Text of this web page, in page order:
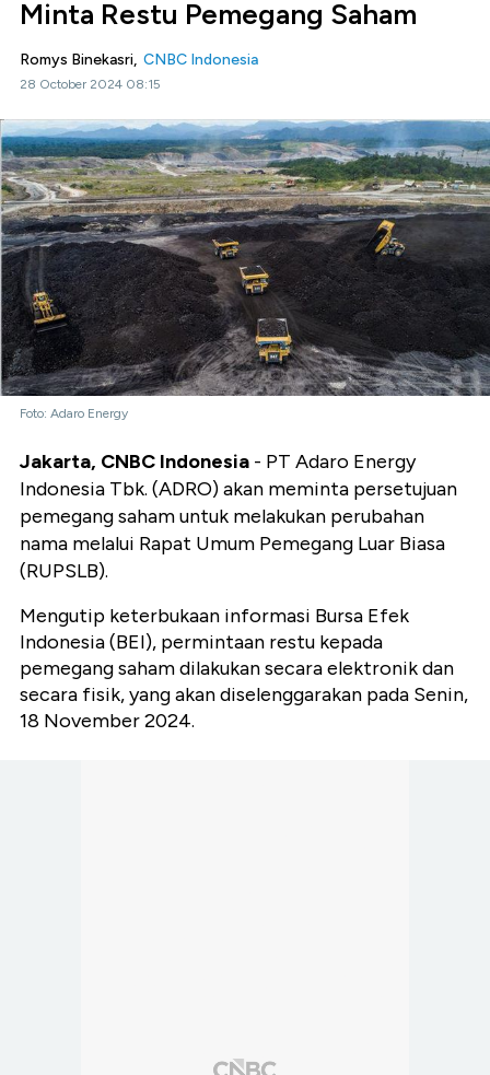
Minta Restu Pemegang Saham
Romys Binekasri, CNBC Indonesia
28 October 2024 08:15
Foto: Adaro Energy
Jakarta, CNBC Indonesia - PT Adaro Energy
Indonesia Tbk. (ADRO) akan meminta persetujuan
pemegang saham untuk melakukan perubahan
nama melalui Rapat Umum Pemegang Luar Biasa
(RUPSLB).
Mengutip keterbukaan informasi Bursa Efek
Indonesia (BEI), permintaan restu kepada
pemegang saham dilakukan secara elektronik dan
secara fisik, yang akan diselenggarakan pada Senin,
18 November 2024.